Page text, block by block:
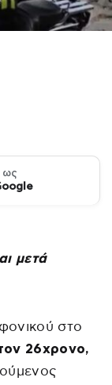
ως
μετά
στο
26χρονο,